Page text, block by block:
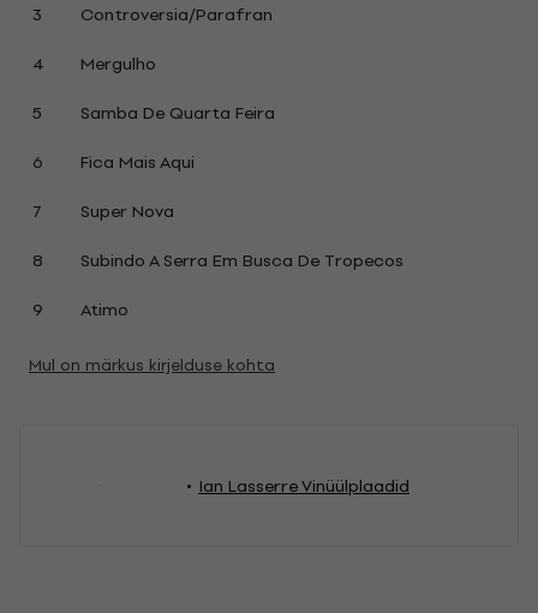
3
Controversia/Parafran
4
Mergulho
5
Samba De Quarta Feira
6
Fica Mais Aqui
7
Super Nova
8
Subindo A Serra Em Busca De Tropecos
9
Atimo
Mul on märkus kirjelduse kohta
Ian Lasserre Vinüülplaadid